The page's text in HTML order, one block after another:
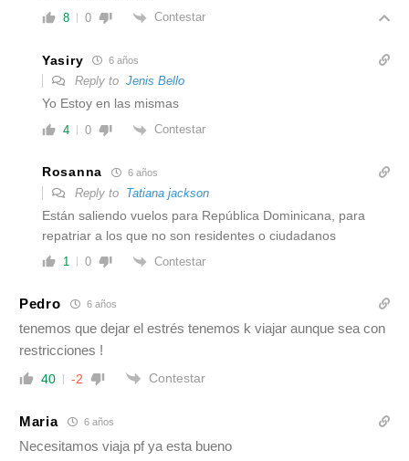
8 0 Contestar
Yasiry 6 años
Reply to Jenis Bello
Yo Estoy en las mismas
4 0 Contestar
Rosanna 6 años
Reply to Tatiana jackson
Están saliendo vuelos para República Dominicana, para
repatriar a los que no son residentes o ciudadanos
1 0 Contestar
Pedro 6 años
tenemos que dejar el estrés tenemos k viajar aunque sea con
restricciones !
40 -2 Contestar
Maria 6 años
Necesitamos viaja pf ya esta bueno